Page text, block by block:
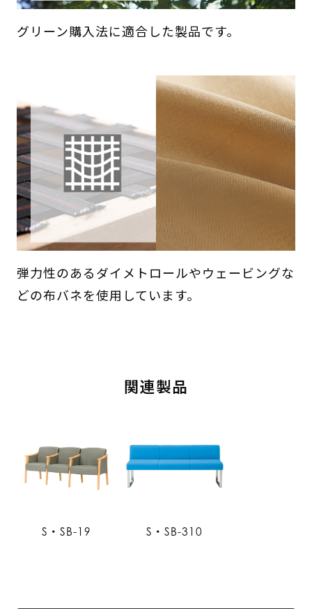
グリーン購入法に適合した製品です。
弾力性のあるダイメトロールやウェービングな
どの布バネを使用しています。
関連製品
S・SB-19 S・SB-310